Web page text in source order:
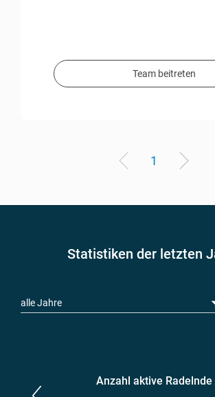
Team beitreten
1
Statistiken der letzten
alle Jahre
Anzahl aktive Radelnde